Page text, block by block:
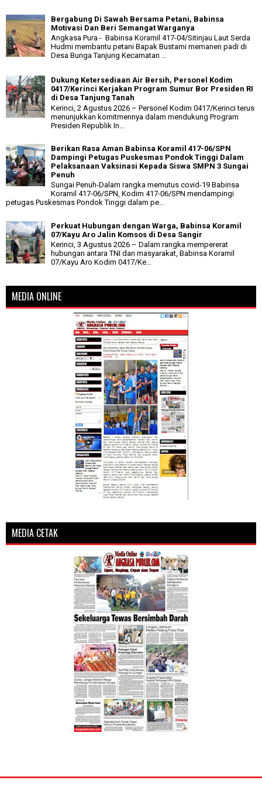
Bergabung Di Sawah Bersama Petani, Babinsa
Motivasi Dan Beri Semangat Warganya
Angkasa Pura - Babinsa Koramil 417-04/Sitinjau Laut Serda
Hudmi membantu petani Bapak Bustami memanen padi di
Desa Bunga Tanjung Kecamatan ...
Dukung Ketersediaan Air Bersih, Personel Kodim
0417/Kerinci Kerjakan Program Sumur Bor Presiden RI
di Desa Tanjung Tanah
Kerinci, 2 Agustus 2026 – Personel Kodim 0417/Kerinci terus
menunjukkan komitmennya dalam mendukung Program
Presiden Republik In...
Berikan Rasa Aman Babinsa Koramil 417-06/SPN
Dampingi Petugas Puskesmas Pondok Tinggi Dalam
Pelaksanaan Vaksinasi Kepada Siswa SMPN 3 Sungai
Penuh
Sungai Penuh-Dalam rangka memutus covid-19 Babinsa
Koramil 417-06/SPN, Kodim 417-06/SPN mendampingi
petugas Puskesmas Pondok Tinggi dalam pe...
Perkuat Hubungan dengan Warga, Babinsa Koramil
07/Kayu Aro Jalin Komsos di Desa Sangir
Kerinci, 3 Agustus 2026 – Dalam rangka mempererat
hubungan antara TNI dan masyarakat, Babinsa Koramil
07/Kayu Aro Kodim 0417/Ke...
MEDIA ONLINE
MEDIA CETAK